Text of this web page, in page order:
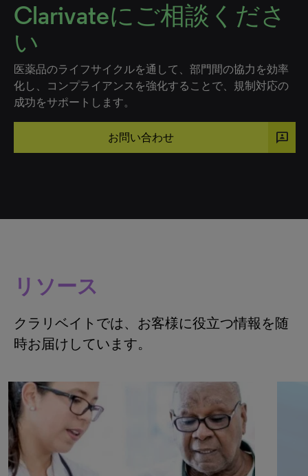
Clarivateにご相談くださ
い
医薬品のライフサイクルを通して、部門間の協力を効率
化し、コンプライアンスを強化することで、規制対応の
成功をサポートします。
お問い合わせ 3p
リソース
クラリベイトでは、お客様に役立つ情報を随
時お届けしています。